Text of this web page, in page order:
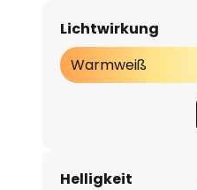
Lichtwirkung
Warmweiß
Helligkeit